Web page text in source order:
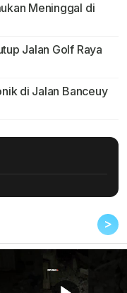
Meninggal di
Jalan Golf Raya
di Jalan Banceuy
>